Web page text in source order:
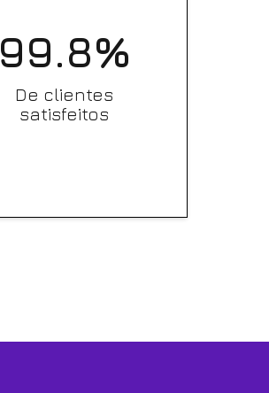
99.8%
De clientes
satisfeitos